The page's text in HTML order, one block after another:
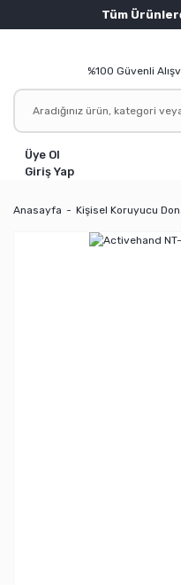
Tüm
%100 Güvenli
Üye Ol
Giriş Yap
Anasayfa Kişisel Koruyucu